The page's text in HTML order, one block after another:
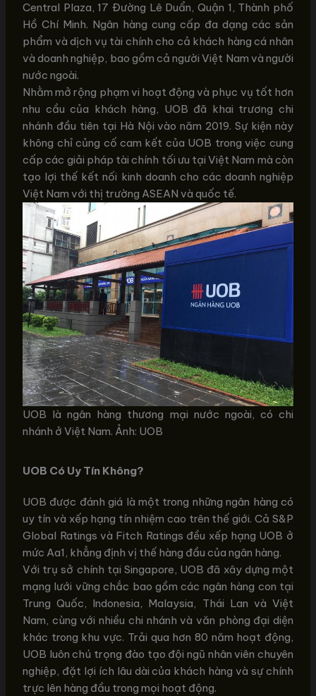
Central Plaza, 17 Đường Lê Duẩn, Quận 1, Thành phố
Hồ Chí Minh. Ngân hàng cung cấp đa dạng các sản
phẩm và dịch vụ tài chính cho cả khách hàng cá nhân
và doanh nghiệp, bao gồm cả người Việt Nam và người
nước ngoài.
Nhằm mở rộng phạm vi hoạt động và phục vụ tốt hơn
nhu cầu của khách hàng, UOB đã khai trương chi
nhánh đầu tiên tại Hà Nội vào năm 2019. Sự kiện này
không chỉ củng cố cam kết của UOB trong việc cung
cấp các giải pháp tài chính tối ưu tại Việt Nam mà còn
tạo lợi thế kết nối kinh doanh cho các doanh nghiệp
Việt Nam với thị trường ASEAN và quốc tế.
UOB là ngân hàng thương mại nước ngoài, có chi
nhánh ở Việt Nam. Ảnh: UOB
UOB Có Uy Tín Không?
UOB được đánh giá là một trong những ngân hàng có
uy tín và xếp hạng tín nhiệm cao trên thế giới. Cả S&P
Global Ratings và Fitch Ratings đều xếp hạng UOB ở
mức Aa1, khẳng định vị thế hàng đầu của ngân hàng.
Với trụ sở chính tại Singapore, UOB đã xây dựng một
mạng lưới vững chắc bao gồm các ngân hàng con tại
Trung Quốc, Indonesia, Malaysia, Thái Lan và Việt
Nam, cùng với nhiều chi nhánh và văn phòng đại diện
khác trong khu vực. Trải qua hơn 80 năm hoạt động,
UOB luôn chú trọng đào tạo đội ngũ nhân viên chuyên
nghiệp, đặt lợi ích lâu dài của khách hàng và sự chính
trực lên hàng đầu trong mọi hoạt động.